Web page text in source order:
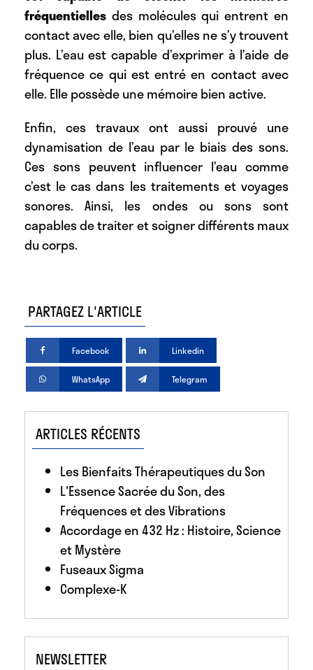
fréquentielles des molécules qui entrent en
contact avec elle, bien qu’elles ne s’y trouvent
plus. L’eau est capable d’exprimer à l’aide de
fréquence ce qui est entré en contact avec
elle. Elle possède une mémoire bien active.
Enfin, ces travaux ont aussi prouvé une
dynamisation de l’eau par le biais des sons.
Ces sons peuvent influencer l’eau comme
c’est le cas dans les traitements et voyages
sonores. Ainsi, les ondes ou sons sont
capables de traiter et soigner différents maux
du corps.
PARTAGEZ L'ARTICLE
Facebook Linkedin
WhatsApp Telegram
ARTICLES RÉCENTS
Les Bienfaits Thérapeutiques du Son
L'Essence Sacrée du Son, des
Fréquences et des Vibrations
Accordage en 432 Hz : Histoire, Science
et Mystère
Fuseaux Sigma
Complexe-K
NEWSLETTER